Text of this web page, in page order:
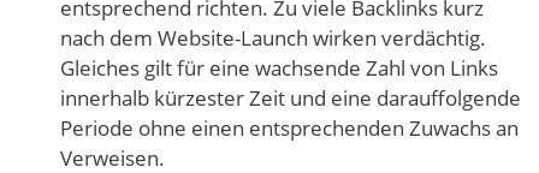
entsprechend richten. Zu viele Backlinks kurz
nach dem Website-Launch wirken verdächtig.
Gleiches gilt für eine wachsende Zahl von Links
innerhalb kürzester Zeit und eine darauffolgende
Periode ohne einen entsprechenden Zuwachs an
Verweisen.